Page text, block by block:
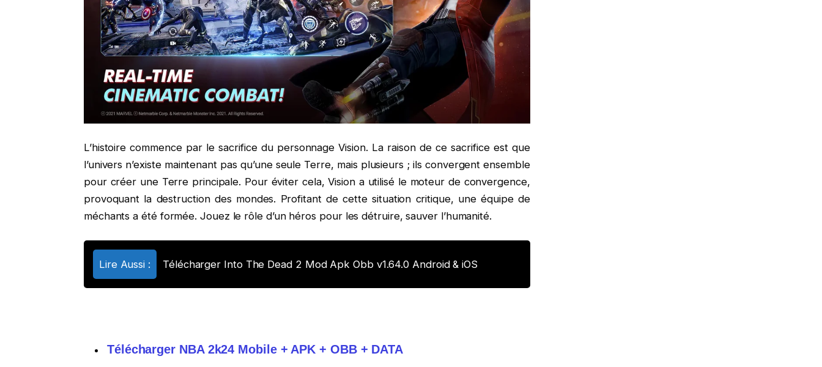
L’histoire commence par le sacrifice du personnage Vision. La raison de ce sacrifice est que
l’univers n’existe maintenant pas qu’une seule Terre, mais plusieurs ; ils convergent ensemble
pour créer une Terre principale. Pour éviter cela, Vision a utilisé le moteur de convergence,
provoquant la destruction des mondes. Profitant de cette situation critique, une équipe de
méchants a été formée. Jouez le rôle d’un héros pour les détruire, sauver l’humanité.
Lire Aussi : Télécharger Into The Dead 2 Mod Apk Obb v1.64.0 Android & iOS
Télécharger NBA 2k24 Mobile + APK + OBB + DATA